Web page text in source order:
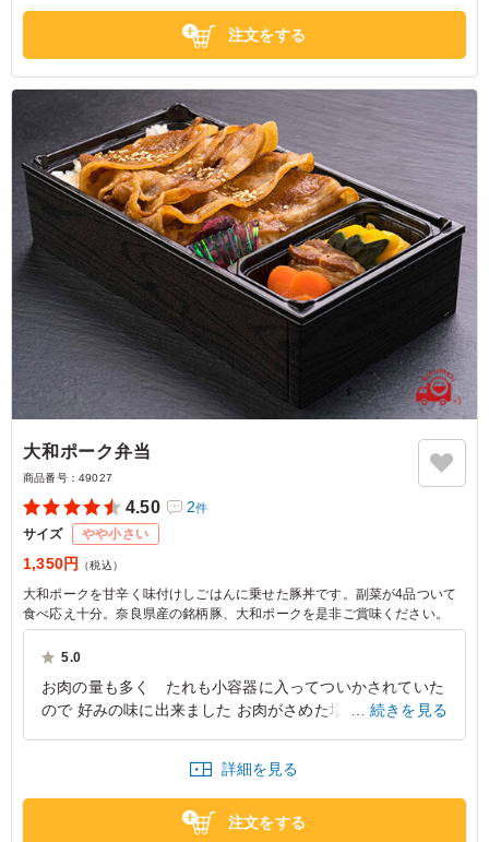
注文をする
大和ポーク弁当
商品番号： 49027
4.50 2件
サイズ やや小さい
1,350円 （税込）
大和ポークを甘辛く味付けしごはんに乗せた豚丼です。副菜が4品ついて
食べ応え十分。奈良県産の銘柄豚、大和ポークを是非ご賞味ください。
5.0
お肉の量も多く たれも小容器に入ってついかされていた
ので 好みの味に出来ました お肉がさめた場合 油がかた
大阪府八尾市志紀町南2025/12/10
続きを見る
詳細を見る
注文をする